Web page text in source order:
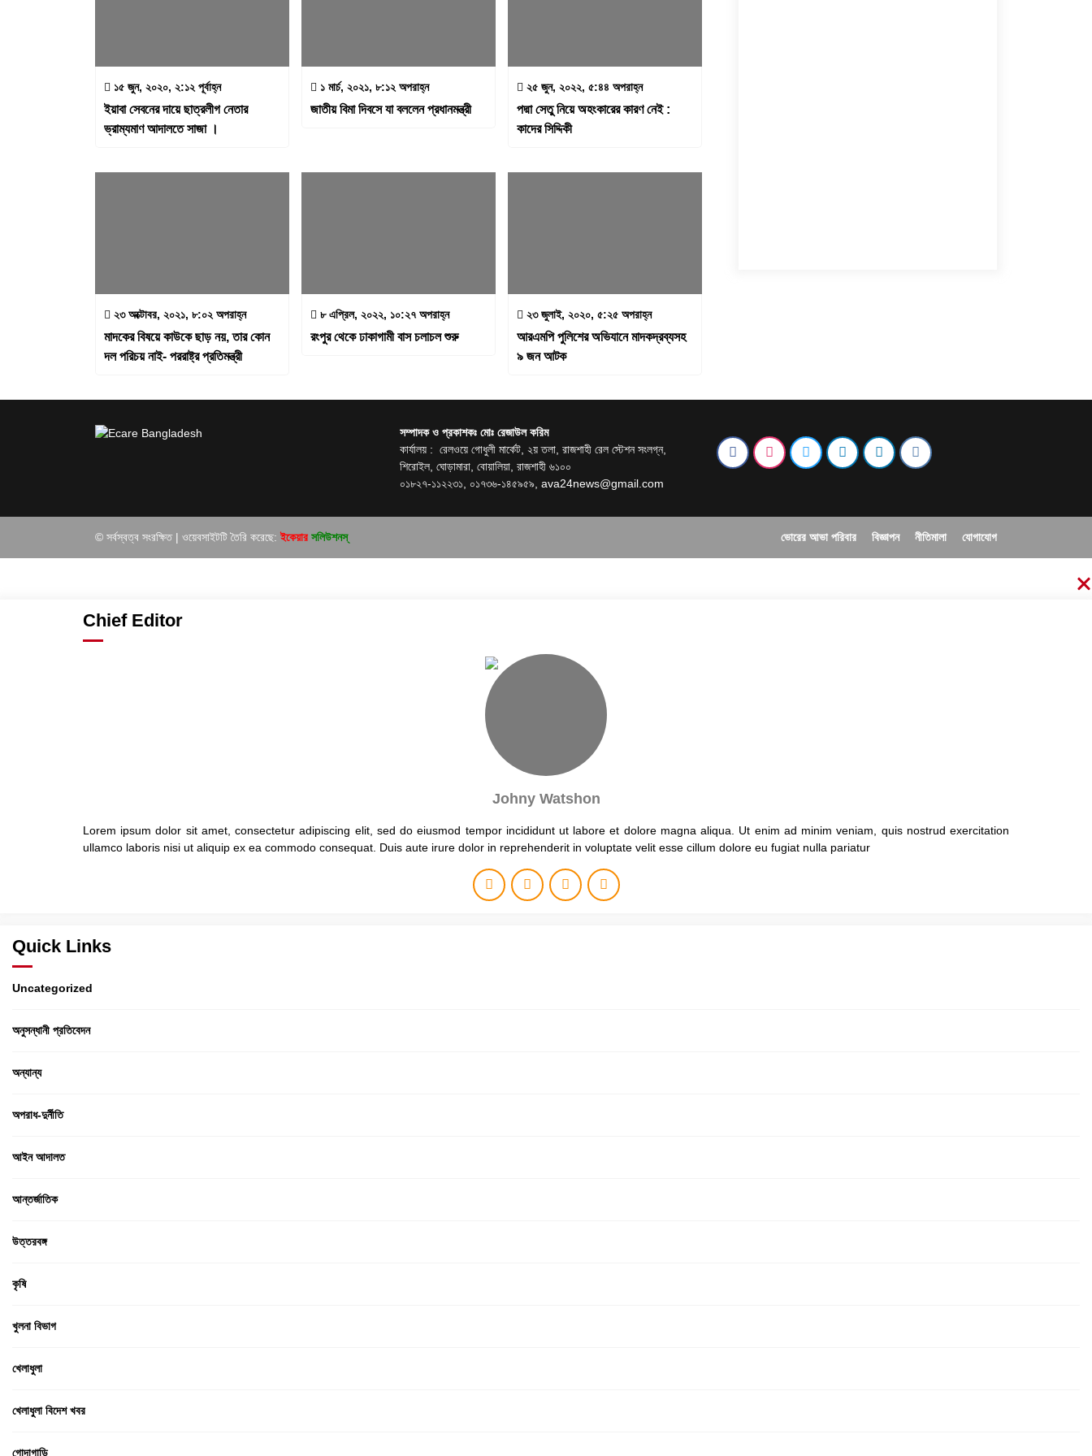
১৫ জুন, ২০২০, ২:১২ পূর্বাহ্ন
ইয়াবা সেবনের দায়ে ছাত্রলীগ নেতার
ভ্রাম্যমাণ আদালতে সাজা ।
১ মার্চ, ২০২১, ৮:১২ অপরাহ্ন
জাতীয় বিমা দিবসে যা বললেন প্রধানমন্ত্রী
২৫ জুন, ২০২২, ৫:৪৪ অপরাহ্ন
পদ্মা সেতু নিয়ে অহংকারের কারণ নেই :
কাদের সিদ্দিকী
২৩ অক্টোবর, ২০২১, ৮:০২ অপরাহ্ন
মাদকের বিষয়ে কাউকে ছাড় নয়, তার কোন
দল পরিচয় নাই- পররাষ্ট্র প্রতিমন্ত্রী
৮ এপ্রিল, ২০২২, ১০:২৭ অপরাহ্ন
রংপুর থেকে ঢাকাগামী বাস চলাচল শুরু
২৩ জুলাই, ২০২০, ৫:২৫ অপরাহ্ন
আরএমপি পুলিশের অভিযানে মাদকদ্রব্যসহ
৯ জন আটক
সম্পাদক ও প্রকাশকঃ মোঃ রেজাউল করিম
কার্যালয় : রেলওয়ে গোধুলী মার্কেট, ২য় তলা, রাজশাহী রেল স্টেশন সংলগ্ন,
শিরোইল, ঘোড়ামারা, বোয়ালিয়া, রাজশাহী ৬১০০
০১৮২৭-১১২২৩১, ০১৭৩৬-১৪৫৯৫৯, ava24news@gmail.com
© সর্বস্বত্ব সংরক্ষিত | ওয়েবসাইটটি তৈরি করেছে:ইকেয়ার সলিউশনস্ ভোরের আভা পরিবার বিজ্ঞাপন নীতিমালা যোগাযোগ
Chief Editor
Johny Watshon
Lorem ipsum dolor sit amet, consectetur adipiscing elit, sed do eiusmod tempor incididunt ut labore et dolore magna aliqua. Ut enim ad minim veniam, quis nostrud exercitation
ullamco laboris nisi ut aliquip ex ea commodo consequat. Duis aute irure dolor in reprehenderit in voluptate velit esse cillum dolore eu fugiat nulla pariatur
Quick Links
Uncategorized
অনুসন্ধানী প্রতিবেদন
অন্যান্য
অপরাধ-দুর্নীতি
আইন আদালত
আন্তর্জাতিক
উত্তরবঙ্গ
কৃষি
খুলনা বিভাগ
খেলাধুলা
খেলাধুলা বিদেশ খবর
গোদাগাড়ি